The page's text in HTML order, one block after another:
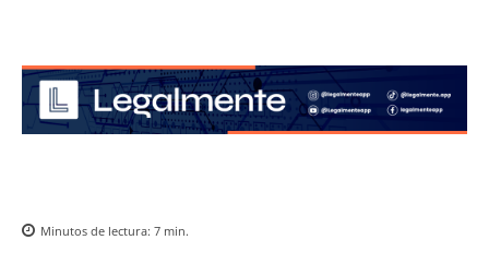
Minutos de lectura: 7 min.